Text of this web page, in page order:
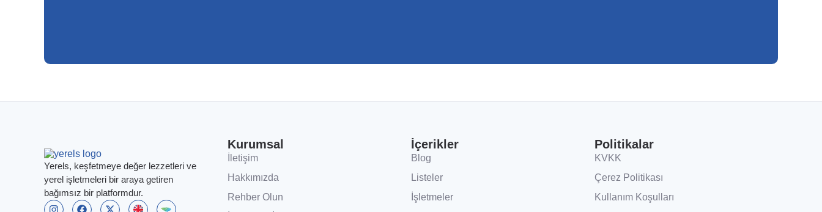
Yerels, keşfetmeye değer lezzetleri ve
yerel işletmeleri bir araya getiren
bağımsız bir platformdur.
Kurumsal
İletişim
Hakkımızda
Rehber Olun
İçerikler
Blog
Listeler
İşletmeler
Politikalar
KVKK
Çerez Politikası
Kullanım Koşulları